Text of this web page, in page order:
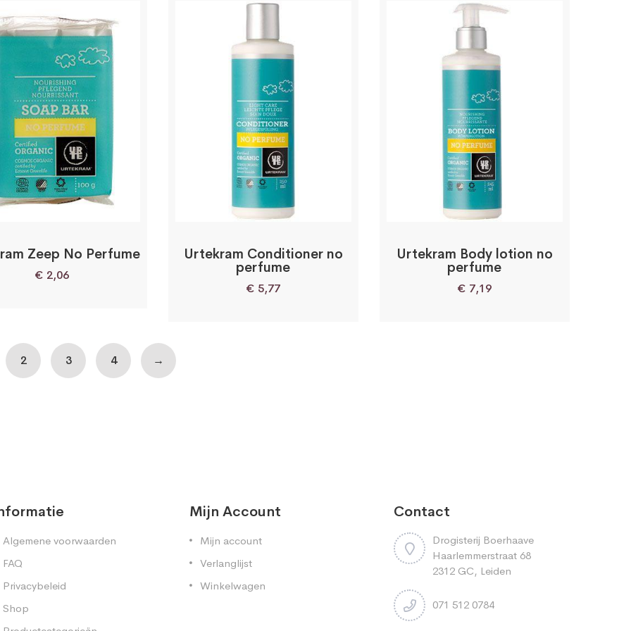
Zeep No Perfume
€ 2,06
Urtekram Conditioner no
perfume
€ 5,77
Urtekram Body lotion no
perfume
€ 7,19
2 3 4 →
Algemene voorwaarden
FAQ
Privacybeleid
Shop
Mijn Account
Mijn account
Verlanglijst
Winkelwagen
Contact
Drogisterij Boerhaave
Haarlemmerstraat 68
2312 GC, Leiden
071 512 0784